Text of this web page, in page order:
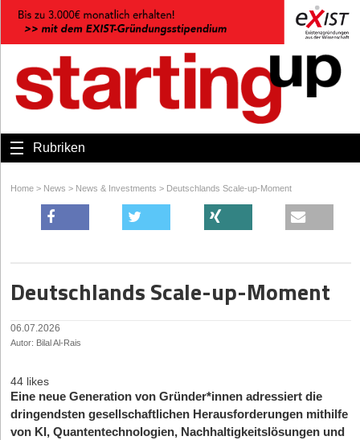
Rubriken
Home > News > News & Investments > Deutschlands Scale-up-Moment
Deutschlands Scale-up-Moment
06.07.2026
Autor: Bilal Al-Rais
44 likes
Eine neue Generation von Gründer*innen adressiert die
dringendsten gesellschaftlichen Herausforderungen mithilfe
von KI, Quantentechnologien, Nachhaltigkeitslösungen und